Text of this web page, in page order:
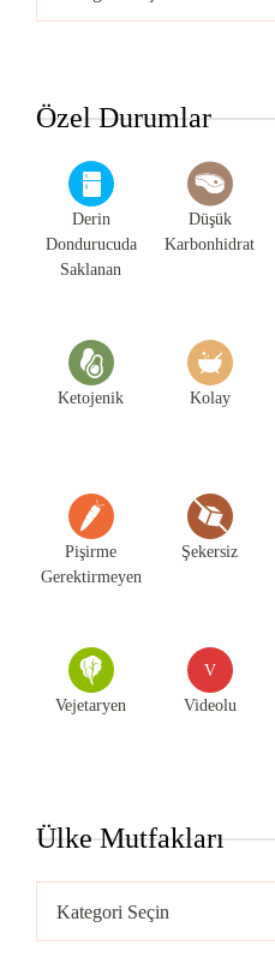
Kategorileri
Özel Durumlar
Derin
Dondurucuda
Saklanan
Düşük
Karbonhidrat
Ketojenik Kolay
Pişirme
Gerektirmeyen
Şekersiz
Vejetaryen
V
Videolu
Ülke Mutfakları
Mutfakları